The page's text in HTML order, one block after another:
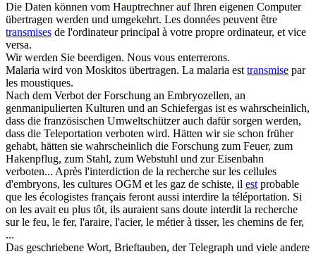
Die Daten können vom Hauptrechner auf Ihren eigenen Computer
übertragen werden und umgekehrt. Les données peuvent être
transmises de l'ordinateur principal à votre propre ordinateur, et vice
versa.
Wirwerden Sie beerdigen. Nous vous enterrerons.
Malaria wird von Moskitos übertragen. La malaria esttransmise par
les moustiques.
Nach dem Verbot der Forschung an Embryozellen, an
genmanipulierten Kulturen und an Schiefergas ist es wahrscheinlich,
dass die französischen Umweltschützer auch dafür sorgen werden,
dass die Teleportation verboten wird. Hätten wir sie schon früher
gehabt, hätten sie wahrscheinlich die Forschung zum Feuer, zum
Hakenpflug, zum Stahl, zum Webstuhl und zur Eisenbahn
verboten... Après l'interdiction de la recherche sur les cellules
d'embryons, les cultures OGM et les gaz de schiste, il estprobable
que les écologistes français feront aussi interdire la téléportation. Si
on les avait eu plus tôt, ils auraient sans doute interdit la recherche
sur le feu, le fer, l'araire, l'acier, le métier à tisser, les chemins de fer,
...
Das geschriebene Wort, Brieftauben, der Telegraph und viele andere